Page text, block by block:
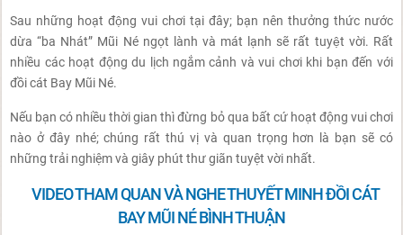
Sau những hoạt động vui chơi tại đây; bạn nên thưởng thức nước
dừa “ba Nhát” Mũi Né ngọt lành và mát lạnh sẽ rất tuyệt vời. Rất
nhiều các hoạt động du lịch ngắm cảnh và vui chơi khi bạn đến với
đồi cát Bay Mũi Né.
Nếu bạn có nhiều thời gian thì đừng bỏ qua bất cứ hoạt động vui chơi
nào ở đây nhé; chúng rất thú vị và quan trọng hơn là bạn sẽ có
những trải nghiệm và giây phút thư giãn tuyệt vời nhất.
VIDEO THAM QUAN VÀ NGHE THUYẾT MINH ĐỒI CÁT
BAY MŨI NÉ BÌNH THUẬN